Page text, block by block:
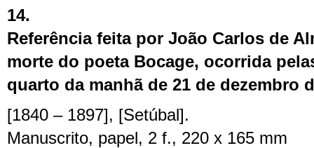
14.
Referência feita por João Carlos de
morte do poeta Bocage, ocorrida
quarto da manhã de 21 de dezembro
[1840 – 1897], [Setúbal].
Manuscrito, papel, 2 f., 220 x 165 mm